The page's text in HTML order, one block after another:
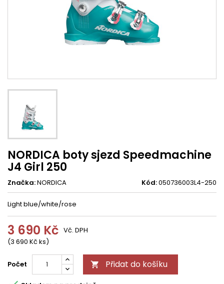
NORDICA boty sjezd Speedmachine
J4 Girl 250
Značka:NORDICA Kód:050736003L4-250
Light blue/white/rose
3 690 Kč
(3 690 Kč ks)
Vč. DPH
Počet  Přidat do košíku